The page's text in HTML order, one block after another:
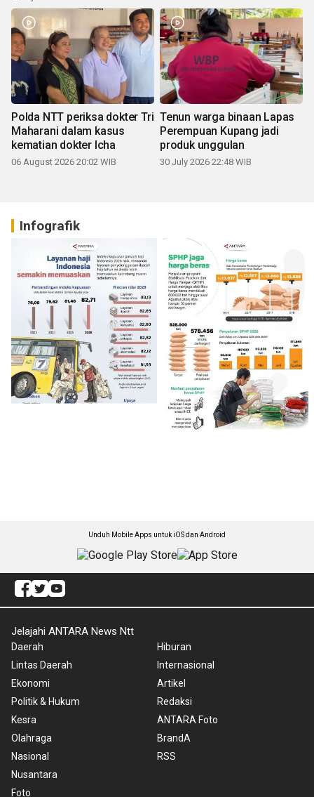
Polda NTT periksa dokter Tri
Maharani dalam kasus
kematian dokter Icha
06 August 2026 20:02 WIB
Tenun warga binaan Lapas
Perempuan Kupang jadi
produk unggulan
30 July 2026 22:48 WIB
Infografik
Unduh Mobile Apps untuk iOS dan Android
Jelajahi ANTARA News Ntt
Daerah
Lintas Daerah
Ekonomi
Politik & Hukum
Kesra
Olahraga
Nasional
Nusantara
Foto
Hiburan
Internasional
Artikel
Redaksi
ANTARA Foto
BrandA
RSS